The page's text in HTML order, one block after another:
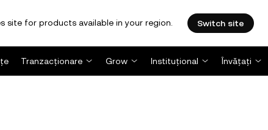
site for products available in your region. Switch site
Tranzacționare Grow Instituțional Învățați